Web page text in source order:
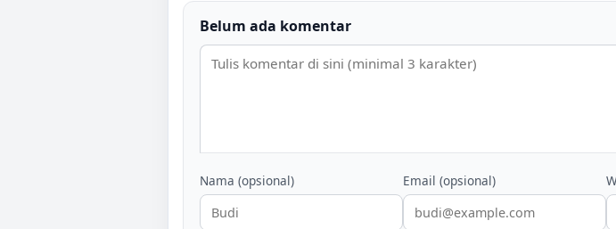
Belum ada komentar
Nama (opsional) Email (opsional)